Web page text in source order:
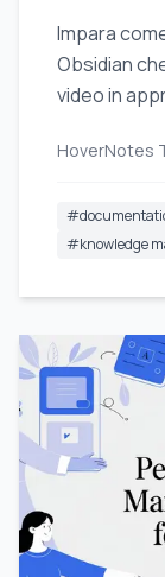
Impara
Obsidian
video in
HoverNotes
#
#knowledge